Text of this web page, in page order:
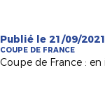
Publié le 21/09/2021
COUPE DE FRANCE